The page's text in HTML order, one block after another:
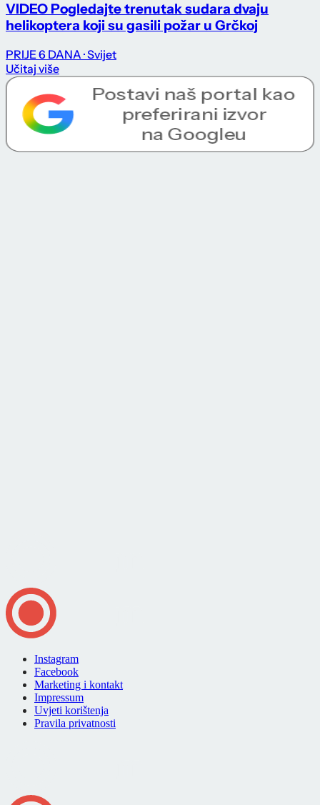
VIDEO Pogledajte trenutak sudara dvaju
helikoptera koji su gasili požar u Grčkoj
PRIJE 6 DANA · Svijet
Učitaj više
Instagram
Facebook
Marketing i kontakt
Impressum
Uvjeti korištenja
Pravila privatnosti